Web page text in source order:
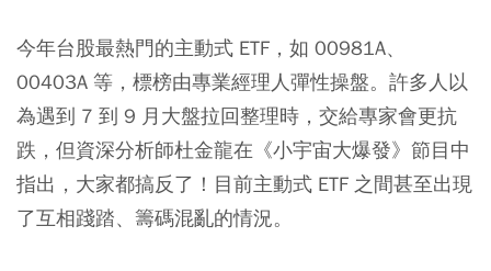
今年台股最熱門的主動式 ETF，如 00981A、
00403A 等，標榜由專業經理人彈性操盤。許多人以
為遇到 7 到 9 月大盤拉回整理時，交給專家會更抗
跌，但資深分析師杜金龍在《小宇宙大爆發》節目中
指出，大家都搞反了！目前主動式 ETF 之間甚至出現
了互相踐踏、籌碼混亂的情況。